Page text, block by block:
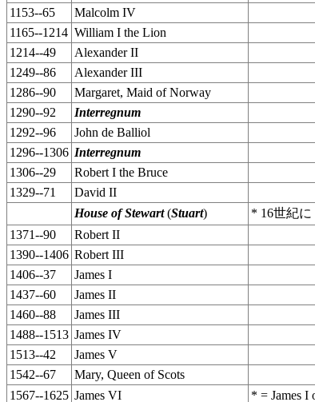
1153--65
Malcolm IV
1165--1214 William I the Lion
1214--49
Alexander II
1249--86
Alexander III
1286--90
Margaret, Maid of Norway
1290--92
Interregnum
1292--96
John de Balliol
1296--1306 Interregnum
1306--29
Robert I the Bruce
1329--71
David II
House of Stewart(Stuart)
* 16世紀
1371--90
Robert II
1390--1406 Robert III
1406--37
James I
1437--60
James II
1460--88
James III
1488--1513 James IV
1513--42
James V
1542--67
Mary, Queen of Scots
1567--1625 James VI * = James